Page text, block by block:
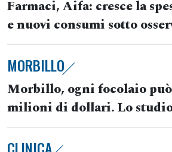
Farmaci, Aifa: cresce la
e nuovi consumi sotto
MORBILLO
Morbillo, ogni focolaio
milioni di dollari. Lo